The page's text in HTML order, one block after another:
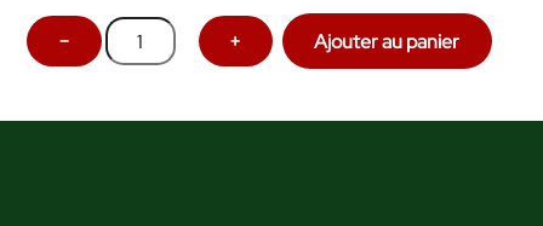
−
quantité
de
Prune
+ Ajouter au panier